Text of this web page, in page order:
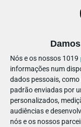
Nós e os nossos 1019
informações num
dados pessoais,
padrão enviadas por
personalizados,
audiências e
nós e os nossos